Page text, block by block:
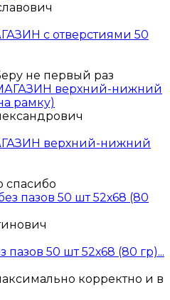
с отверстиями 50
не первый раз
верхний-нижний
спасибо
50 шт 52х68 (80 гр)...
корректно и в